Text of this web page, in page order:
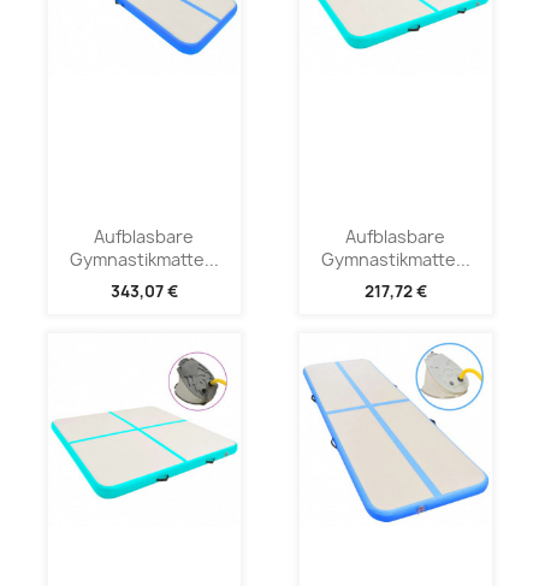
Aufblasbare
Gymnastikmatte...
343,07 €
Aufblasbare
Gymnastikmatte...
217,72 €